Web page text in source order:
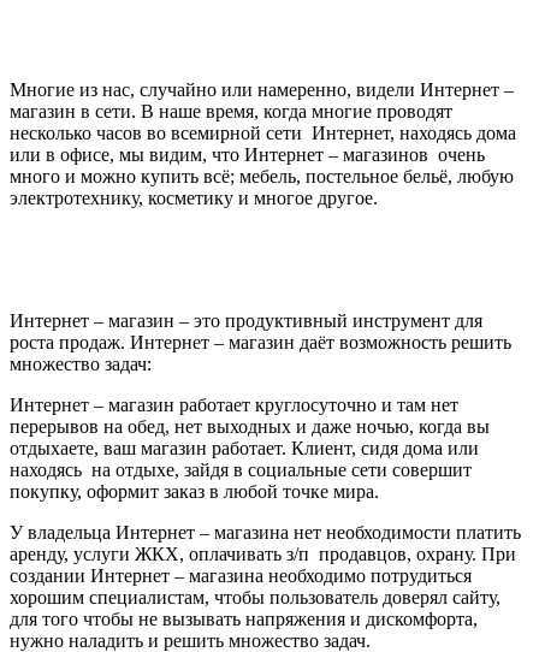
Многие из нас, случайно или намеренно, видели Интернет –
магазин в сети. В наше время, когда многие проводят
несколько часов во всемирной сети Интернет, находясь дома
или в офисе, мы видим, что Интернет – магазинов очень
много и можно купить всё; мебель, постельное бельё, любую
электротехнику, косметику и многое другое.
Интернет – магазин – это продуктивный инструмент для
роста продаж. Интернет – магазин даёт возможность решить
множество задач:
Интернет – магазин работает круглосуточно и там нет
перерывов на обед, нет выходных и даже ночью, когда вы
отдыхаете, ваш магазин работает. Клиент, сидя дома или
находясь на отдыхе, зайдя в социальные сети совершит
покупку, оформит заказ в любой точке мира.
У владельца Интернет – магазина нет необходимости платить
аренду, услуги ЖКХ, оплачивать з/п продавцов, охрану. При
создании Интернет – магазина необходимо потрудиться
хорошим специалистам, чтобы пользователь доверял сайту,
для того чтобы не вызывать напряжения и дискомфорта,
нужно наладить и решить множество задач.